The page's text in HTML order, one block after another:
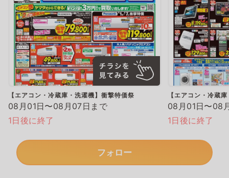
【エアコン・冷蔵庫・洗濯機】衝撃特価祭
08月01日〜08月07日まで
1日後に終了
【エアコン・冷蔵
08月01日〜08
1日後に終了
フォロー